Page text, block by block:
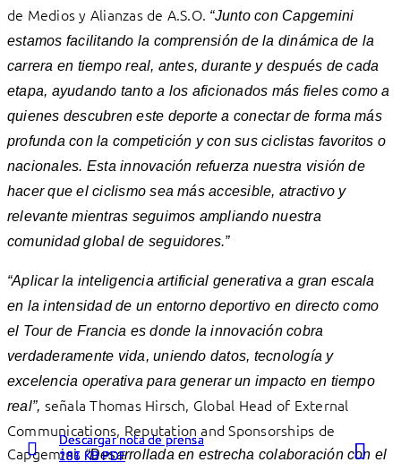
de Medios y Alianzas de A.S.O. “Junto con Capgemini
estamos facilitando la comprensión de la dinámica de la
carrera en tiempo real, antes, durante y después de cada
etapa, ayudando tanto a los aficionados más fieles como a
quienes descubren este deporte a conectar de forma más
profunda con la competición y con sus ciclistas favoritos o
nacionales. Esta innovación refuerza nuestra visión de
hacer que el ciclismo sea más accesible, atractivo y
relevante mientras seguimos ampliando nuestra
comunidad global de seguidores.”
“Aplicar la inteligencia artificial generativa a gran escala
en la intensidad de un entorno deportivo en directo como
el Tour de Francia es donde la innovación cobra
verdaderamente vida, uniendo datos, tecnología y
excelencia operativa para generar un impacto en tiempo
real”, señala Thomas Hirsch, Global Head of External
Communications, Reputation and Sponsorships de
Capgemini. “Desarrollada en estrecha colaboración con el
Descargar nota de prensa
287 KB PDF
Descargar nota de prensa
186 KB PDF
Descargar nota de prensa
151 KB PDF